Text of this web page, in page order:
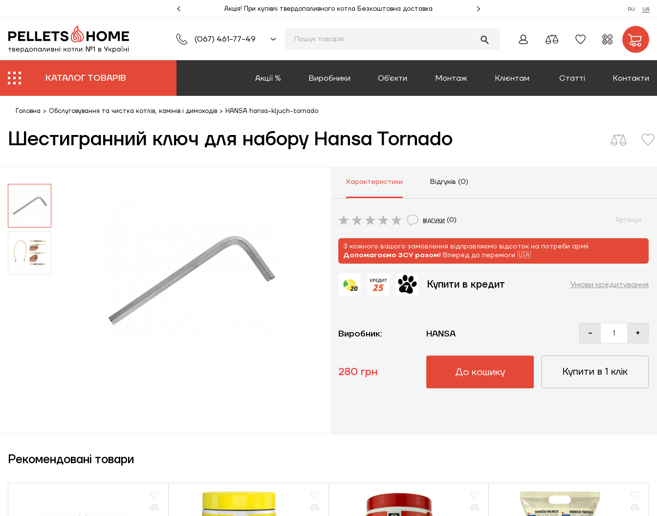
Акція! При купівлі твердопаливного котла Безкоштовна доставка Акція! Замовляйте монтаж котлів та отримуйте
RU UA
(067) 461-77-49
КАТАЛОГ ТОВАРІВ Акції % Виробники Об'єкти Монтаж Клієнтам Статті Контакти
Головна > Обслуговування та чистка котлів, камінів і димоходів > HANSA hansa-kljuch-tornado
Шестигранний ключ для набору Hansa Tornado
Характеристики Відгуків (0)
відгуки (0) Артикул
З кожного вашого замовлення відправляємо відсоток на потреби армії.
Допомагаємо ЗСУ разом! Вперед до перемоги 🇺🇦
Купити в кредит Умови кредитування
Виробник: HANSA - +
280 грн До кошику Купити в 1 клік
Рекомендовані товари